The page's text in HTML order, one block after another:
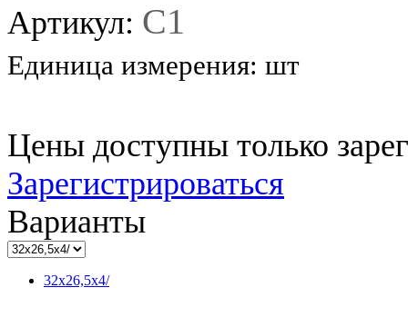
Артикул: C1
Единица измерения: шт
Цены доступны только
Зарегистрироваться
Варианты
32x26,5x4/